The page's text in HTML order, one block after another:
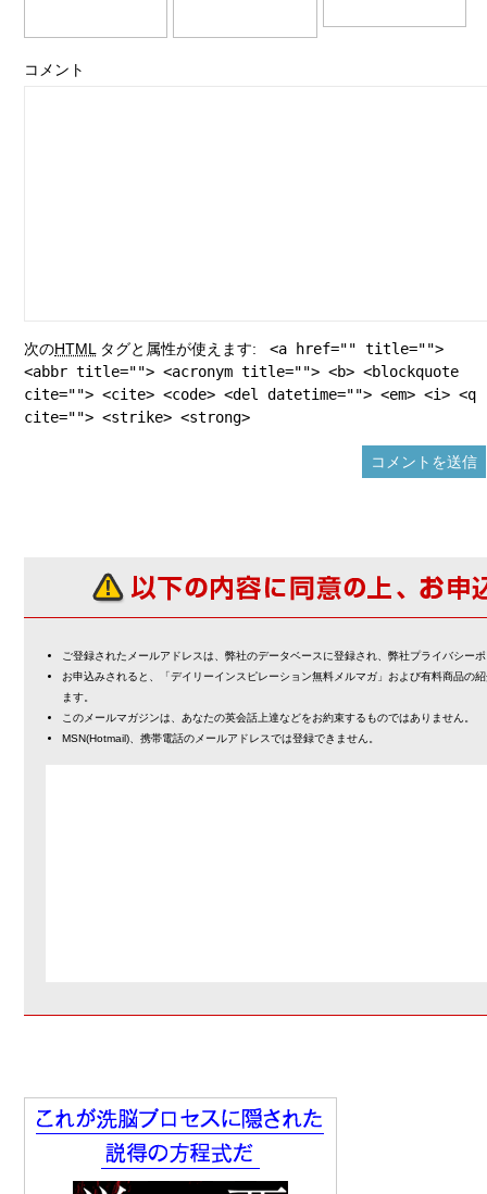
コメント
次のHTML タグと属性が使えます:
<a href="" title="">
<abbr title=""> <acronym title=""> <b> <blockquote
cite=""> <cite> <code> <del datetime=""> <em> <i> <q
cite=""> <strike> <strong>
ご登録されたメールアドレスは、弊社のデータベースに登録され、弊社プライバシー
お申込みされると、「デイリーインスピレーション無料メルマガ」および有料商品の
ます。
このメールマガジンは、あなたの英会話上達などをお約束するものではありません。
MSN(Hotmail)、携帯電話のメールアドレスでは登録できません。